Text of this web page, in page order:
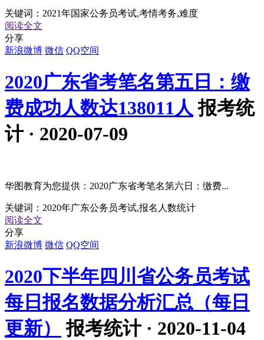
关键词： 2021年国家公务员考试,考情考务,难度
阅读全文
分享
新浪微博 微信 QQ空间
2020广东省考笔名第五日：缴
费成功人数达138011人 报考统
计 · 2020-07-09
华图教育为您提供：2020广东省考笔名第六日：缴费...
关键词： 2020年广东公务员考试,报名人数统计
阅读全文
分享
新浪微博 微信 QQ空间
2020下半年四川省公务员考试
每日报名数据分析汇总（每日
更新）
报考统计 · 2020-11-04